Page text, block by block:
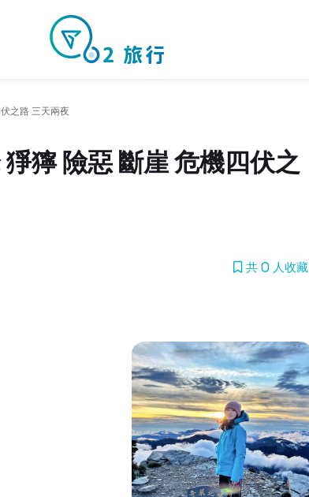
之路 三天兩夜
獰 險惡 斷崖 危機四伏之
共 0 人收藏